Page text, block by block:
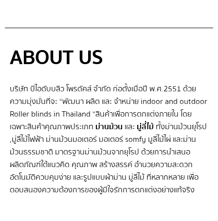
ABOUT US
บริษัท บีไอดับบลิว โพรดัคส์ จำกัด ก่อตั้งเมื่อปี พ.ศ.2551 ด้วย
ความมุ่งมั่นที่จะ “พัฒนา ผลิต และ จําหน่าย indoor and outdoor
Roller blinds in Thailand “สินค้าเพื่อการตกแต่งภายใน โดย
เฉพาะสินค้าคุณภาพประเภท ม่านม้วน และ มู่ลี่ไม้ทั้งม่านม้วนยุโรป
,มู่ลี่ไม้ไฟฟ้า ม่านม้วนมอเตอร์ มอเตอร์ somfy มูลี่ไม้ไผ่ และม่าน
ม้วนธรรมชาติ มาตรฐานม่านม้วนจากยุโรป ด้วยการนำเสนอ
ผลิตภัณฑ์ใต้แนวคิด คุณภาพ สร้างสรรค์ อำนวยความสะดวก
อัตโนมัติควบคุมง่าย และรูปแบบผ้าม่าน มู่ลี่ไม้ ที่หลากหลาย เพื่อ
ตอบสนองความต้องการของผู้มีใจรักการตกแต่งอย่างแท้จริง